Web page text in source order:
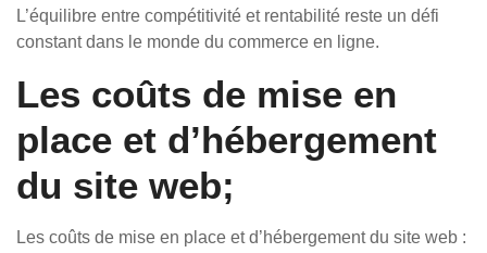
L’équilibre entre compétitivité et rentabilité reste un défi
constant dans le monde du commerce en ligne.
Les coûts de mise en
place et d’hébergement
du site web;
Les coûts de mise en place et d’hébergement du site web :